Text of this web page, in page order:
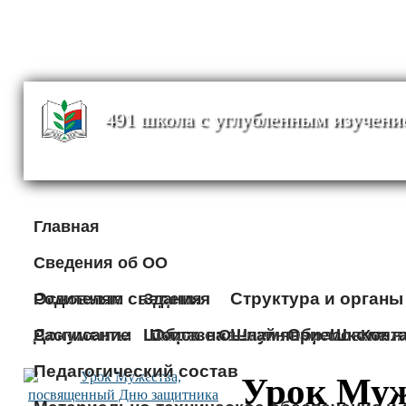
491 школа с углубленным
Главная
Сведения об ОО
Основные сведения
Структура и
Документы
Образование
Педагогический состав
Родителям Здания
Школа на Шаумяна Школа
Расписание Поиск Он-лайн прием
Урок